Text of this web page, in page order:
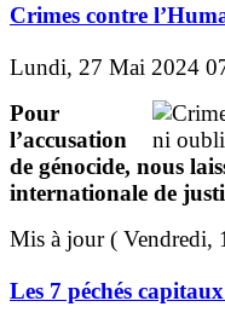
Crimes contre
Lundi, 27 Mai 2024
Pour
l’accusation
de génocide, nous
internationale de
Mis à jour ( Vendredi,
Les 7 péchés